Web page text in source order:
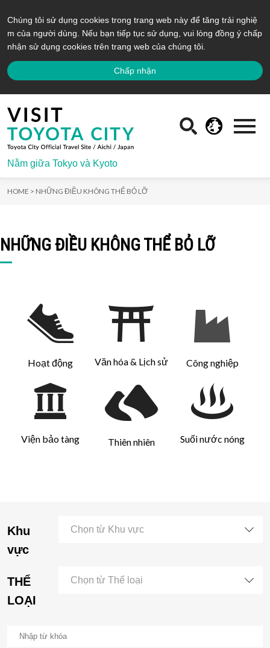
Chúng tôi sử dụng cookies trong trang web này để tăng trải nghiệ
m của người dùng. Nếu bạn tiếp tục sử dụng, vui lòng đồng ý chấp
nhận sử dụng cookies trên trang web của chúng tôi.
Chấp nhận
Nằm giữa Tokyo và Kyoto
HOME > NHỮNG ĐIỀU KHÔNG THỂ BỎ LỠ
NHỮNG ĐIỀU KHÔNG THỂ BỎ LỠ
Hoạt động Văn hóa & Lịch sử Công nghiệp
Viện bảo tàng Thiên nhiên Suối nước nóng
Khu
vực
Chọn từ Khu vực
THỂ
LOẠI
Chọn từ Thể loại